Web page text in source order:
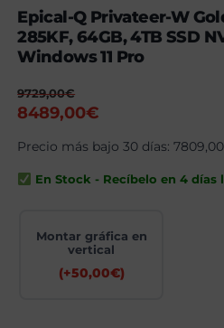
Epical-Q Privateer-W
285KF, 64GB, 4TB SSD
Windows 11 Pro
9729,00€
El
original
era:
9729,00€.
8489,00€
actual
es:
Precio más bajo 30 días:7809,00
En Stock - Recíbelo en 4 días
Montar gráfica en
vertical
(+50,00€)